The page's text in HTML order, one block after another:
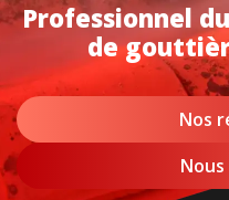
Professionnel
de
Nos